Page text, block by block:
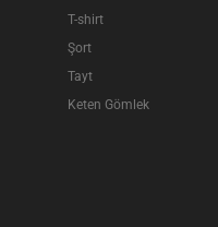
T-shirt
Şort
Tayt
Keten Gömlek